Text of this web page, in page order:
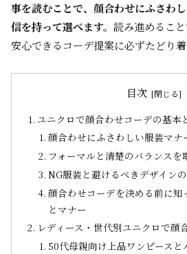
事を読むことで、顔合わせにふさわ
信を持って選べます。 読み進めるこ
安心できるコーデ提案に必ずたどり着
目次
ユニクロで顔合わせコーデの基本
顔合わせにふさわしい服装マナ
フォーマルと清楚のバランスを
NG服装と避けるべきデザイン
顔合わせコーデを決める前に知
とマナー
レディース・世代別ユニクロで顔
50代母親向け上品ワンピース